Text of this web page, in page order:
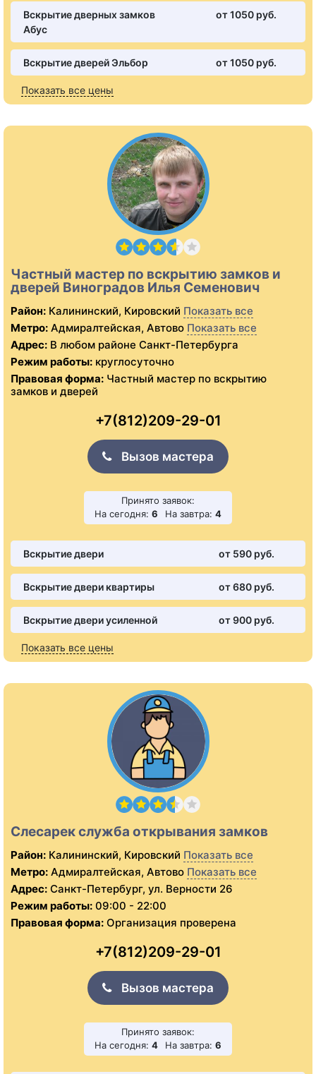
Вскрытие дверных замков
Абус
от 1050 pуб.
Вскрытие дверей Эльбор от 1050 pуб.
Показать все цены
Частный мастер по вскрытию замков и
дверей Виноградов Илья Семенович
Район: Калининский, Кировский Показать все
Метро: Адмиралтейская, Автово Показать все
Адрес: В любом районе Санкт-Петербурга
Режим работы: круглосуточно
Правовая форма: Частный мастер по вскрытию
замков и дверей
+7(812)209-29-01
Вызов мастера
Принято заявок:
На сегодня: 6 На завтра: 4
Вскрытие двери от 590 pуб.
Вскрытие двери квартиры от 680 pуб.
Вскрытие двери усиленной от 900 pуб.
Показать все цены
Слесарек служба открывания замков
Район: Калининский, Кировский Показать все
Метро: Адмиралтейская, Автово Показать все
Адрес: Санкт-Петербург, ул. Верности 26
Режим работы: 09:00 - 22:00
Правовая форма: Организация проверена
+7(812)209-29-01
Вызов мастера
Принято заявок:
На сегодня: 4 На завтра: 6